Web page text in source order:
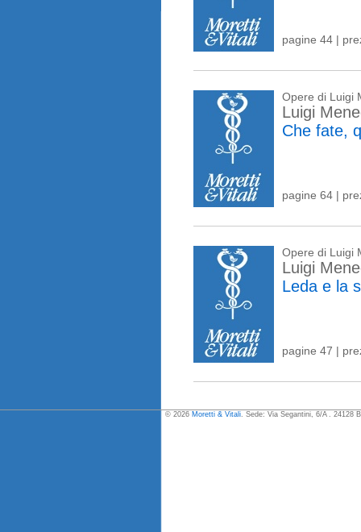
pagine 44 |
Opere di Luigi
Luigi
Che fate,
pagine 64 |
Opere di Luigi
Luigi
Leda e la
pagine 47 |
© 2026 Moretti & Vitali . Sede: Via Segantini, 6/A . 24128